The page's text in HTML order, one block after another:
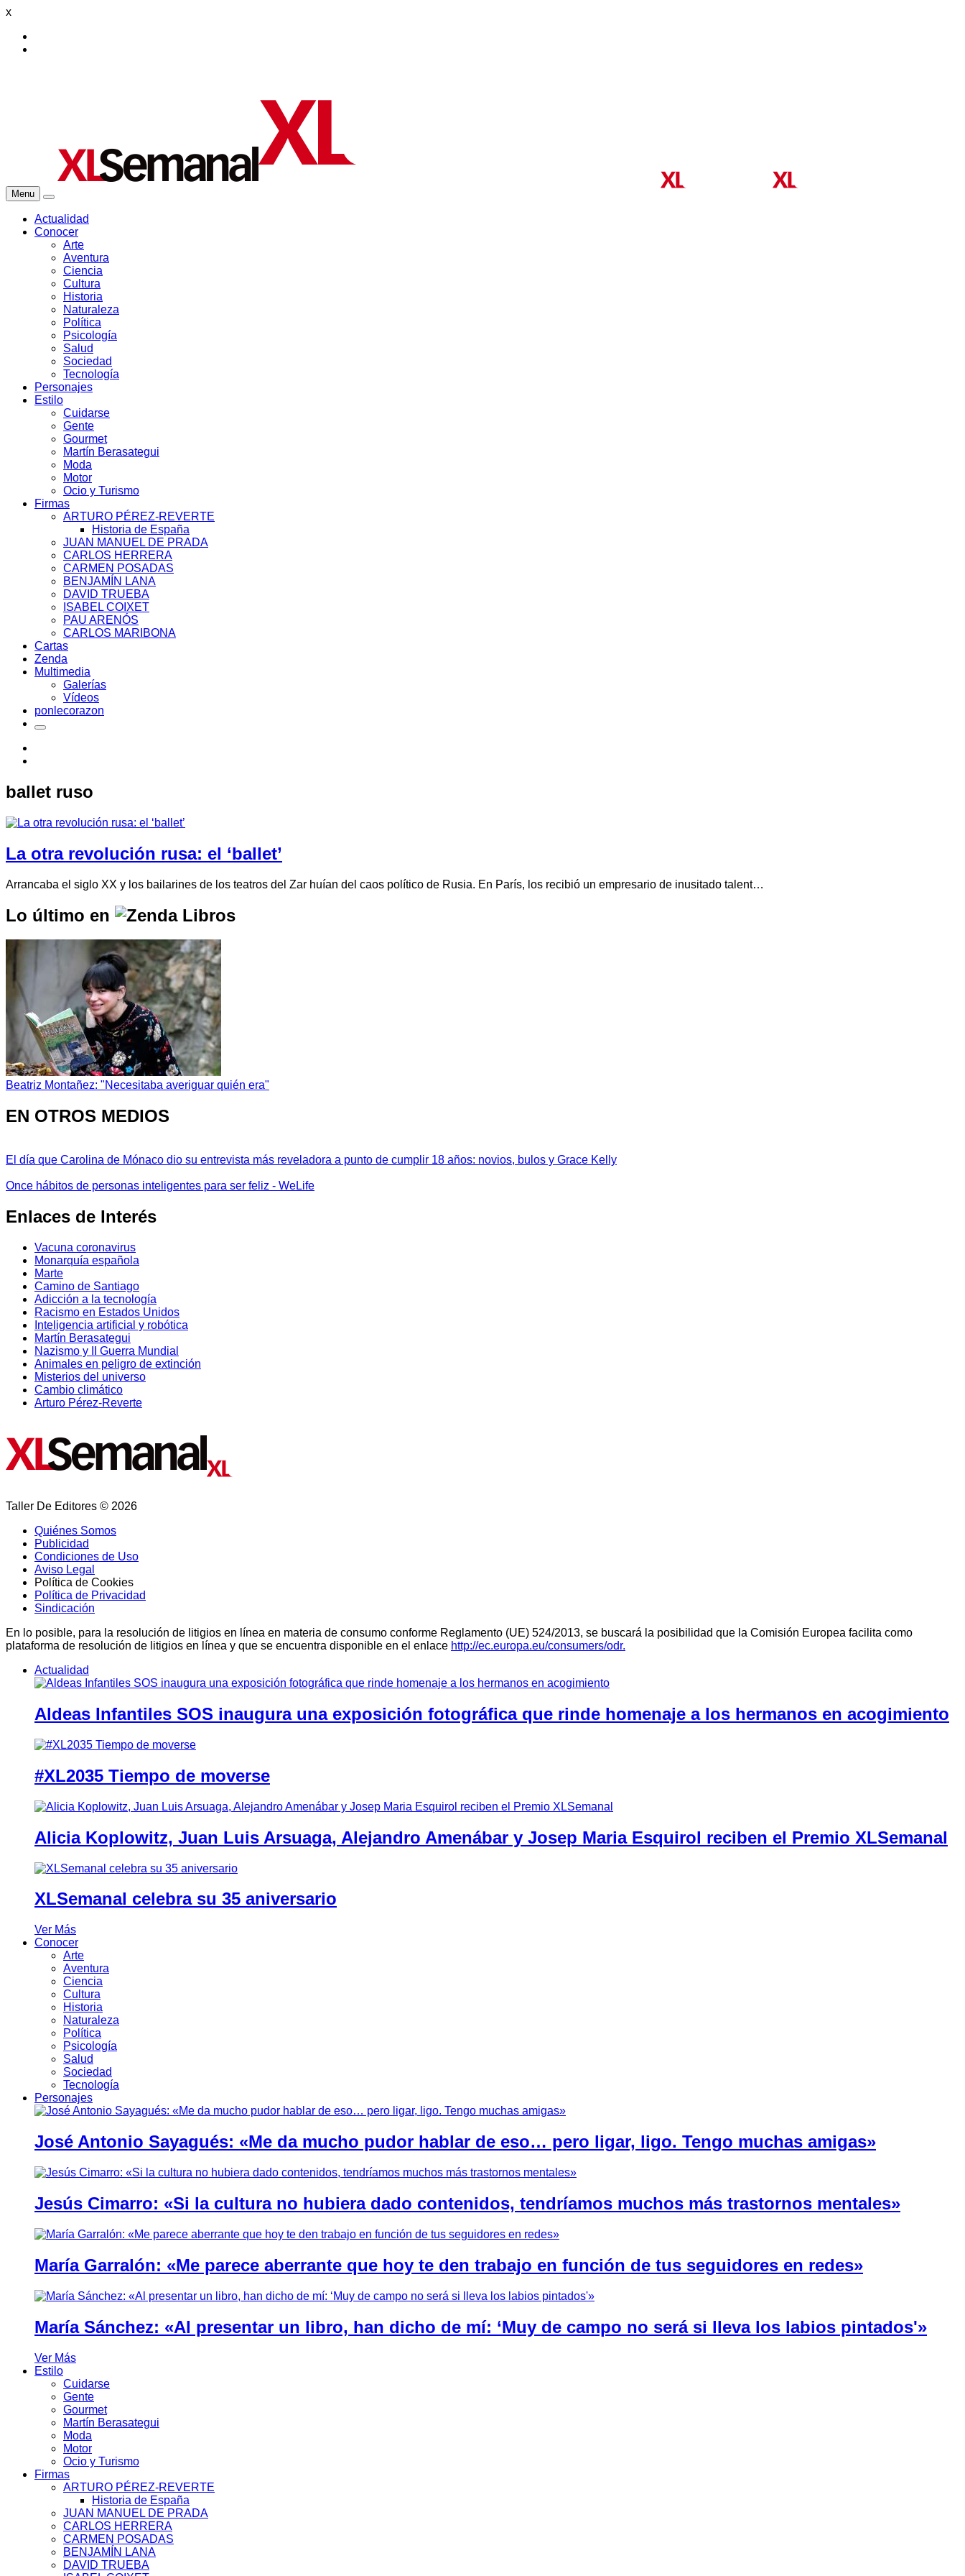
x
Menu
Actualidad
Conocer
Arte
Aventura
Ciencia
Cultura
Historia
Naturaleza
Política
Psicología
Salud
Sociedad
Tecnología
Personajes
Estilo
Cuidarse
Gente
Gourmet
Martín Berasategui
Moda
Motor
Ocio y Turismo
Firmas
ARTURO PÉREZ-REVERTE
Historia de España
JUAN MANUEL DE PRADA
CARLOS HERRERA
CARMEN POSADAS
BENJAMÍN LANA
DAVID TRUEBA
ISABEL COIXET
PAU ARENÓS
CARLOS MARIBONA
Cartas
Zenda
Multimedia
Galerías
Vídeos
ponlecorazon
ballet ruso
La otra revolución rusa: el ‘ballet’
Arrancaba el siglo XX y los bailarines de los teatros del Zar huían del caos político de Rusia. En París, los recibió un empresario de inusitado talent…
Lo último en
Beatriz Montañez: "Necesitaba averiguar quién era"
EN OTROS MEDIOS
El día que Carolina de Mónaco dio su entrevista más reveladora a punto de cumplir 18 años: novios, bulos y Grace Kelly
Once hábitos de personas inteligentes para ser feliz - WeLife
Enlaces de Interés
Vacuna coronavirus
Monarquía española
Marte
Camino de Santiago
Adicción a la tecnología
Racismo en Estados Unidos
Inteligencia artificial y robótica
Martín Berasategui
Nazismo y II Guerra Mundial
Animales en peligro de extinción
Misterios del universo
Cambio climático
Arturo Pérez-Reverte
Taller De Editores © 2026
Quiénes Somos
Publicidad
Condiciones de Uso
Aviso Legal
Política de Cookies
Política de Privacidad
Sindicación
En lo posible, para la resolución de litigios en línea en materia de consumo conforme Reglamento (UE) 524/2013, se buscará la posibilidad que la Comisión Europea facilita como
plataforma de resolución de litigios en línea y que se encuentra disponible en el enlace http://ec.europa.eu/consumers/odr.
Actualidad
Aldeas Infantiles SOS inaugura una exposición fotográfica que rinde homenaje a los hermanos en acogimiento
#XL2035 Tiempo de moverse
Alicia Koplowitz, Juan Luis Arsuaga, Alejandro Amenábar y Josep Maria Esquirol reciben el Premio XLSemanal
XLSemanal celebra su 35 aniversario
Ver Más
Conocer
Arte
Aventura
Ciencia
Cultura
Historia
Naturaleza
Política
Psicología
Salud
Sociedad
Tecnología
Personajes
José Antonio Sayagués: «Me da mucho pudor hablar de eso… pero ligar, ligo. Tengo muchas amigas»
Jesús Cimarro: «Si la cultura no hubiera dado contenidos, tendríamos muchos más trastornos mentales»
María Garralón: «Me parece aberrante que hoy te den trabajo en función de tus seguidores en redes»
María Sánchez: «Al presentar un libro, han dicho de mí: ‘Muy de campo no será si lleva los labios pintados'»
Ver Más
Estilo
Cuidarse
Gente
Gourmet
Martín Berasategui
Moda
Motor
Ocio y Turismo
Firmas
ARTURO PÉREZ-REVERTE
Historia de España
JUAN MANUEL DE PRADA
CARLOS HERRERA
CARMEN POSADAS
BENJAMÍN LANA
DAVID TRUEBA